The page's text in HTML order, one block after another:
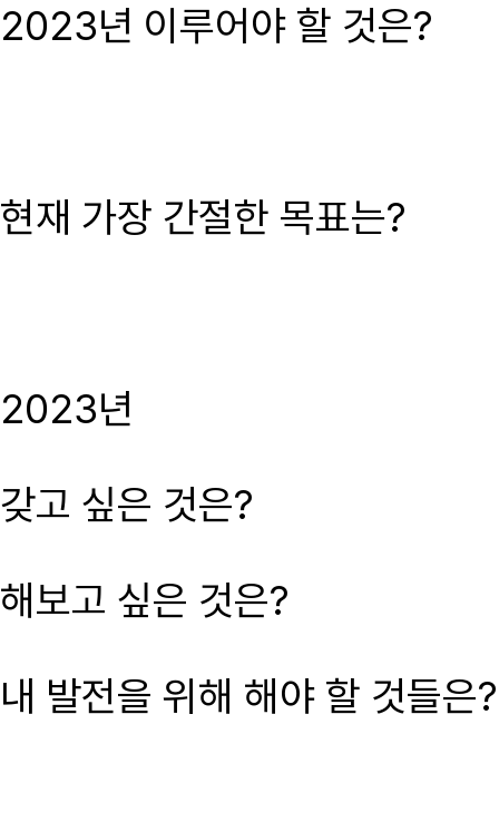
2023년 이루어야 할 것은?
현재 가장 간절한 목표는?
2023년
갖고 싶은 것은?
해보고 싶은 것은?
내 발전을 위해 해야 할 것들은?